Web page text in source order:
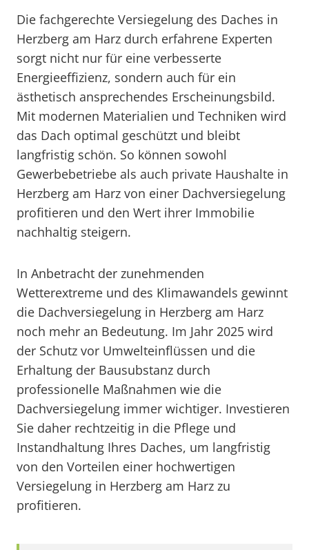
Die fachgerechte Versiegelung des Daches in
Herzberg am Harz durch erfahrene Experten
sorgt nicht nur für eine verbesserte
Energieeffizienz, sondern auch für ein
ästhetisch ansprechendes Erscheinungsbild.
Mit modernen Materialien und Techniken wird
das Dach optimal geschützt und bleibt
langfristig schön. So können sowohl
Gewerbebetriebe als auch private Haushalte in
Herzberg am Harz von einer Dachversiegelung
profitieren und den Wert ihrer Immobilie
nachhaltig steigern.
In Anbetracht der zunehmenden
Wetterextreme und des Klimawandels gewinnt
die Dachversiegelung in Herzberg am Harz
noch mehr an Bedeutung. Im Jahr 2025 wird
der Schutz vor Umwelteinflüssen und die
Erhaltung der Bausubstanz durch
professionelle Maßnahmen wie die
Dachversiegelung immer wichtiger. Investieren
Sie daher rechtzeitig in die Pflege und
Instandhaltung Ihres Daches, um langfristig
von den Vorteilen einer hochwertigen
Versiegelung in Herzberg am Harz zu
profitieren.